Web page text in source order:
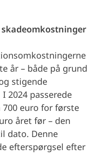
år – både på grund
stigende
2024 passerede
euro for første
året før – den
dato. Denne
efterspørgsel efter